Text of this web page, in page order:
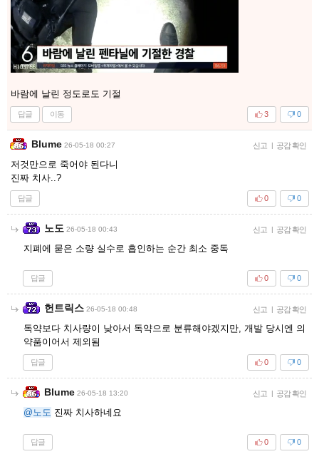
바람에 날린 정도로도 기절
답글 이동 0
3
Blume 26-05-18 00:27 신고 | 공감 확인
저것만으로 죽어야 된다니
진짜 치사..?
답글 0
0
노도 26-05-18 00:43 신고 | 공감 확인
지폐에 묻은 소량 실수로 흡인하는 순간 최소 중독
답글 0
0
헌트릭스 26-05-18 00:48 신고 | 공감 확인
독약보다 치사량이 낮아서 독약으로 분류해야겠지만, 개발 당시엔 의
약품이어서 제외됨
답글 0
0
Blume 26-05-18 13:20 신고 | 공감 확인
@노도 진짜 치사하네요
답글 0
0